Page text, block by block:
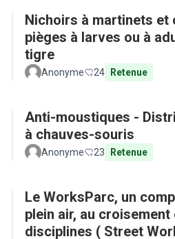
Nichoirs à martinets et
pièges à larves ou à
tigre
Anonyme 24 Retenue
Anti-moustiques -
à chauves-souris
Anonyme 23 Retenue
Le WorksParc, un
plein air, au
disciplines ( Street